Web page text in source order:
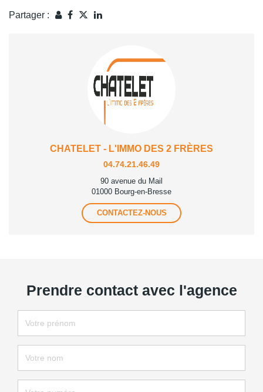
Partager :
CHATELET - L'IMMO DES 2 FRÈRES
04.74.21.46.49
90 avenue du Mail
01000 Bourg-en-Bresse
CONTACTEZ-NOUS
Prendre contact avec l'agence